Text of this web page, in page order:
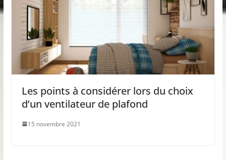
Les points à considérer lors du choix
d’un ventilateur de plafond
15 novembre 2021